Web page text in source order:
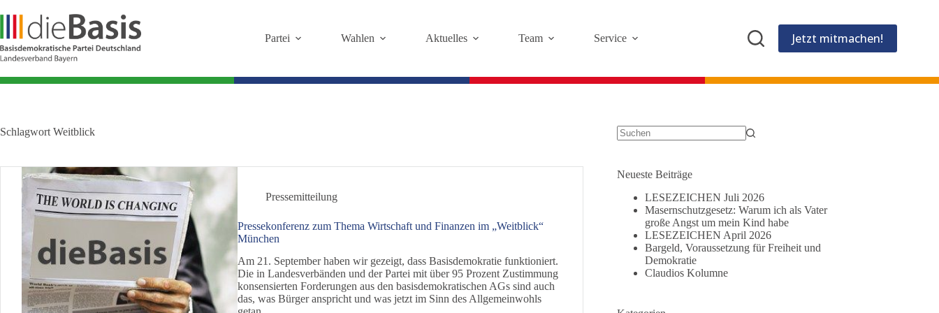
Inhalt
springen
Partei Wahlen Aktuelles Team Service Jetzt mitmachen!
Schlagwort Weitblick
Pressemitteilung
Pressekonferenz zum Thema Wirtschaft und Finanzen im „Weitblick“
München
Am 21. September haben wir gezeigt, dass Basisdemokratie funktioniert.
Die in Landesverbänden und der Partei mit über 95 Prozent Zustimmung
konsensierten Forderungen aus den basisdemokratischen AGs sind auch
das, was Bürger anspricht und was jetzt im Sinn des Allgemeinwohls
Neueste Beiträge
LESEZEICHEN Juli 2026
Masernschutzgesetz: Warum ich als Vater
große Angst um mein Kind habe
LESEZEICHEN April 2026
Bargeld, Voraussetzung für Freiheit und
Demokratie
Claudios Kolumne